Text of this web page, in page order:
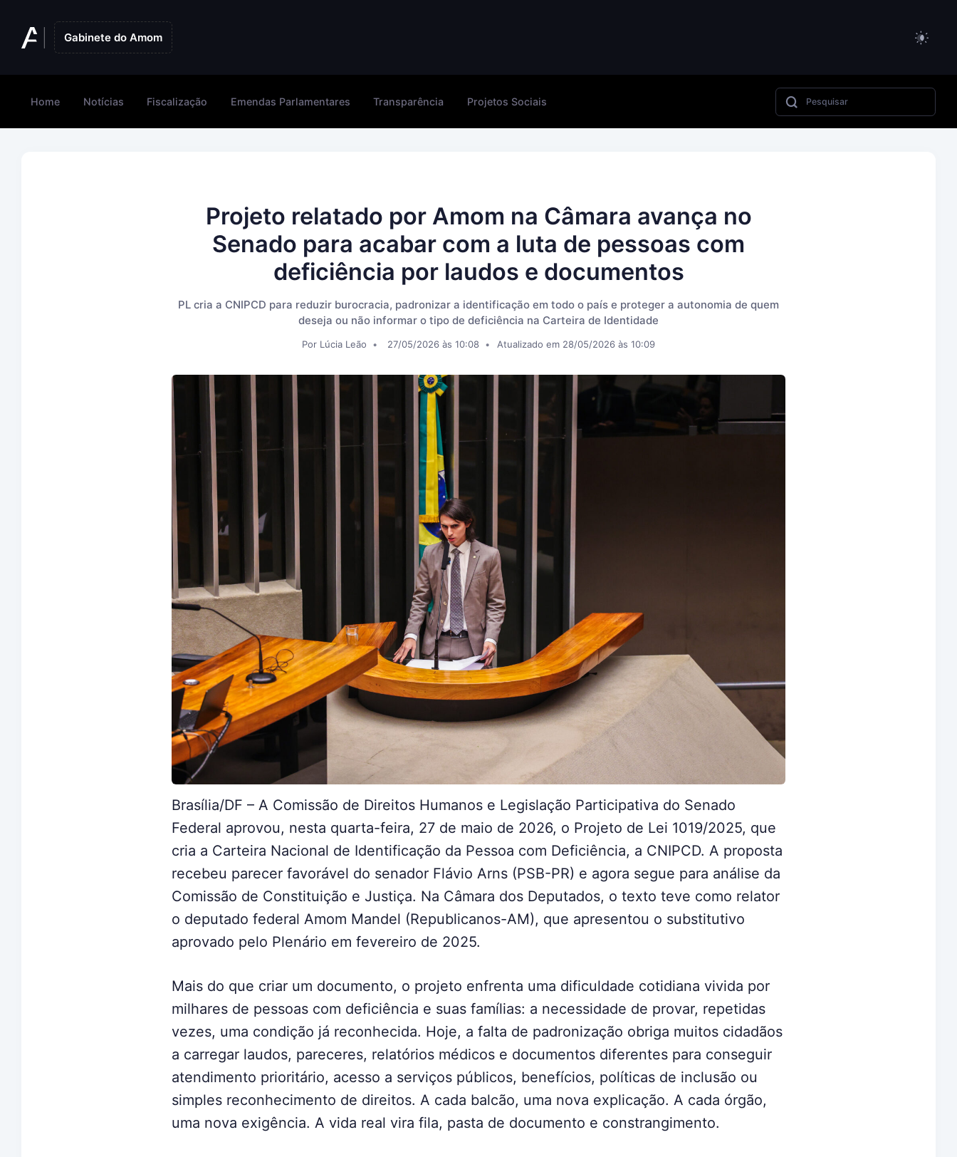
Gabinete do Amom
Home Notícias Fiscalização Emendas Parlamentares Transparência Projetos Sociais
Projeto relatado por Amom na Câmara avança no
Senado para acabar com a luta de pessoas com
deficiência por laudos e documentos
PL cria a CNIPCD para reduzir burocracia, padronizar a identificação em todo o país e proteger a autonomia de quem
deseja ou não informar o tipo de deficiência na Carteira de Identidade
Por Lúcia Leão 27/05/2026 às 10:08 Atualizado em 28/05/2026 às 10:09
Brasília/DF – A Comissão de Direitos Humanos e Legislação Participativa do Senado
Federal aprovou, nesta quarta-feira, 27 de maio de 2026, o Projeto de Lei 1019/2025, que
cria a Carteira Nacional de Identificação da Pessoa com Deficiência, a CNIPCD. A proposta
recebeu parecer favorável do senador Flávio Arns (PSB-PR) e agora segue para análise da
Comissão de Constituição e Justiça. Na Câmara dos Deputados, o texto teve como relator
o deputado federal Amom Mandel (Republicanos-AM), que apresentou o substitutivo
aprovado pelo Plenário em fevereiro de 2025.
Mais do que criar um documento, o projeto enfrenta uma dificuldade cotidiana vivida por
milhares de pessoas com deficiência e suas famílias: a necessidade de provar, repetidas
vezes, uma condição já reconhecida. Hoje, a falta de padronização obriga muitos cidadãos
a carregar laudos, pareceres, relatórios médicos e documentos diferentes para conseguir
atendimento prioritário, acesso a serviços públicos, benefícios, políticas de inclusão ou
simples reconhecimento de direitos. A cada balcão, uma nova explicação. A cada órgão,
uma nova exigência. A vida real vira fila, pasta de documento e constrangimento.